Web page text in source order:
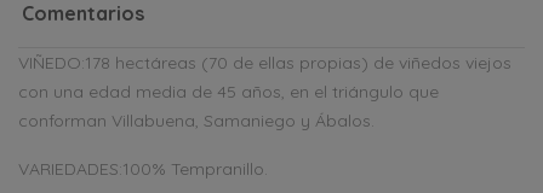
Comentarios
VIÑEDO:178 hectáreas (70 de ellas propias) de viñedos viejos
con una edad media de 45 años, en el triángulo que
conforman Villabuena, Samaniego y Ábalos.
VARIEDADES:100% Tempranillo.